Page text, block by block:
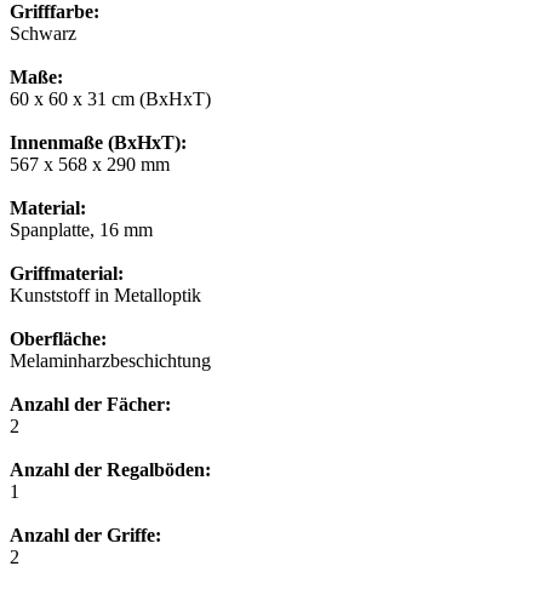
Grifffarbe:
Schwarz
Maße:
60 x 60 x 31 cm (BxHxT)
Innenmaße (BxHxT):
567 x 568 x 290 mm
Material:
Spanplatte, 16 mm
Griffmaterial:
Kunststoff in Metalloptik
Oberfläche:
Melaminharzbeschichtung
Anzahl der Fächer:
2
Anzahl der Regalböden:
1
Anzahl der Griffe:
2